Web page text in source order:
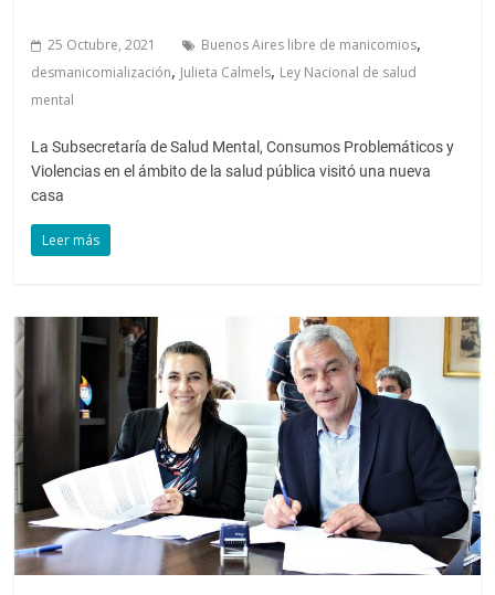
25 Octubre, 2021 Buenos Aires libre de manicomios,
desmanicomialización, Julieta Calmels, Ley Nacional de salud
mental
La Subsecretaría de Salud Mental, Consumos Problemáticos y
Violencias en el ámbito de la salud pública visitó una nueva
casa
Leer más